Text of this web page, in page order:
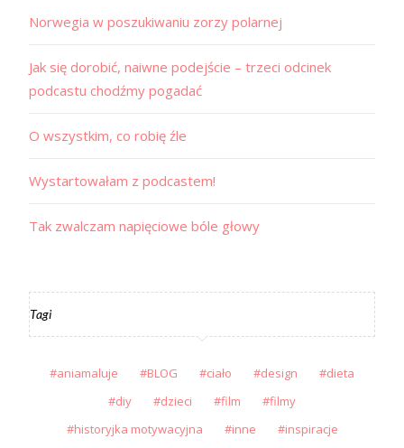
Norwegia w poszukiwaniu zorzy polarnej
Jak się dorobić, naiwne podejście – trzeci odcinek
podcastu chodźmy pogadać
O wszystkim, co robię źle
Wystartowałam z podcastem!
Tak zwalczam napięciowe bóle głowy
Tagi
aniamaluje BLOG ciało design
dieta
diy
dzieci film
filmy
historyjka motywacyjna
inne
inspiracje